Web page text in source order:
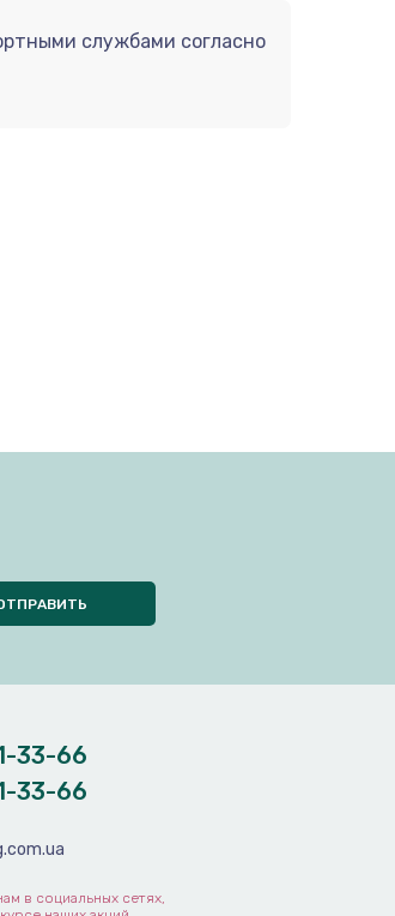
службами согласно
33-66
33-66
в социальных сетях,